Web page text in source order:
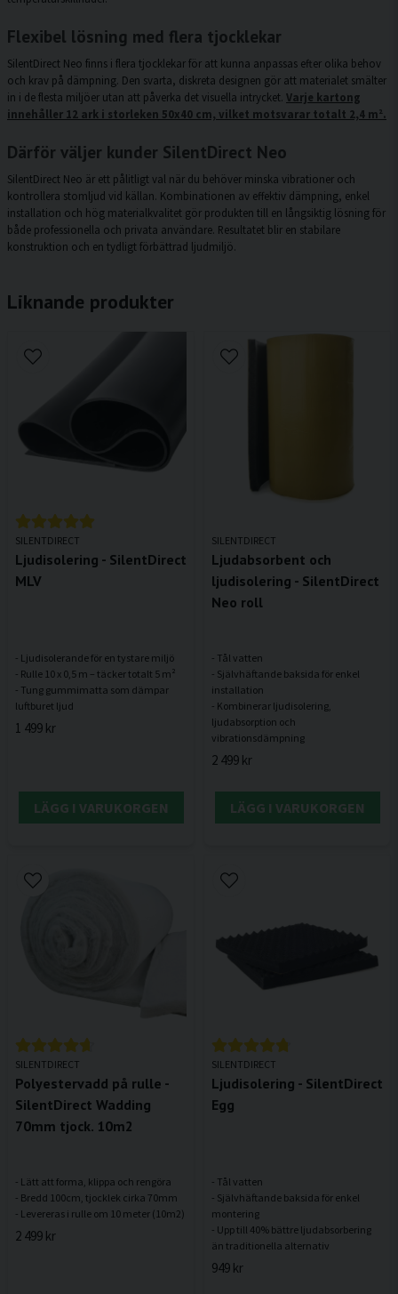
Flexibel lösning med flera tjocklekar
SilentDirect Neo finns i flera tjocklekar för att kunna anpassas efter olika behov
och krav på dämpning. Den svarta, diskreta designen gör att materialet smälter
in i de flesta miljöer utan att påverka det visuella intrycket. Varje kartong
innehåller 12 ark i storleken 50x40 cm, vilket motsvarar totalt 2,4 m².
Därför väljer kunder SilentDirect Neo
SilentDirect Neo är ett pålitligt val när du behöver minska vibrationer och
kontrollera stomljud vid källan. Kombinationen av effektiv dämpning, enkel
installation och hög materialkvalitet gör produkten till en långsiktig lösning för
både professionella och privata användare. Resultatet blir en stabilare
konstruktion och en tydligt förbättrad ljudmiljö.
Liknande produkter
SILENTDIRECT
Ljudisolering - SilentDirect
MLV
- Ljudisolerande för en tystare miljö
- Rulle 10 x 0,5 m – täcker totalt 5 m²
- Tung gummimatta som dämpar
1 499 kr
LÄGG I VARUKORGEN
SILENTDIRECT
Ljudabsorbent och
ljudisolering - SilentDirect
Neo roll
- Tål vatten
- Självhäftande baksida för enkel
installation
- Kombinerar ljudisolering,
ljudabsorption och
2 499 kr
LÄGG I VARUKORGEN
SILENTDIRECT
Polyestervadd på rulle -
SilentDirect Wadding
70mm tjock. 10m2
- Lätt att forma, klippa och rengöra
- Bredd 100cm, tjocklek cirka 70mm
2 499 kr
SILENTDIRECT
Ljudisolering - SilentDirect
Egg
- Tål vatten
- Självhäftande baksida för enkel
montering
- Upp till 40% bättre ljudabsorbering
949 kr